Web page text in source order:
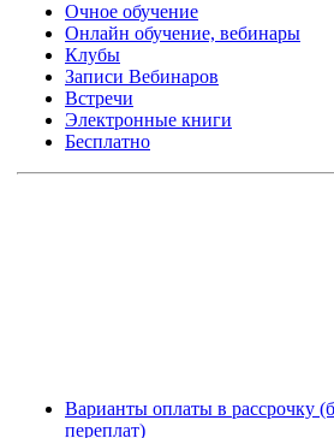
Очное обучение
Онлайн обучение, вебинары
Клубы
Записи Вебинаров
Встречи
Электронные книги
Бесплатно
Варианты оплаты в рассрочку
переплат)